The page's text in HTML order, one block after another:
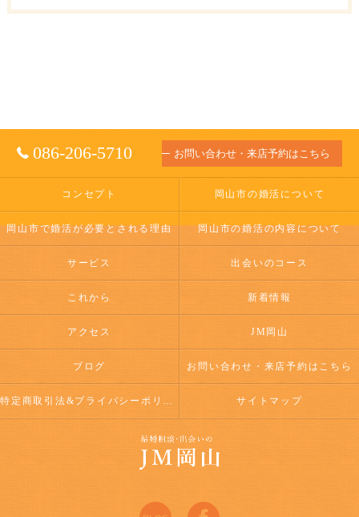
086-206-5710 お問い合わせ・来店予約はこちら
コンセプト 岡山市の婚活について
岡山市で婚活が必要とされる理由 岡山市の婚活の内容について
サービス 出会いのコース
これから 新着情報
アクセス JM岡山
ブログ お問い合わせ・来店予約はこちら
特定商取引法&プライバシーポリシー サイトマップ